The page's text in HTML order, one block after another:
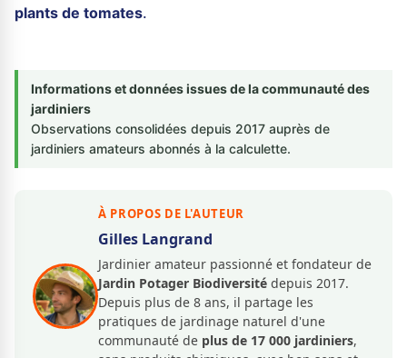
plants de tomates.
Informations et données issues de la communauté des
jardiniers
Observations consolidées depuis 2017 auprès de
jardiniers amateurs abonnés à la calculette.
À PROPOS DE L'AUTEUR
Gilles Langrand
Jardinier amateur passionné et fondateur de
Jardin Potager Biodiversité depuis 2017.
Depuis plus de 8 ans, il partage les
pratiques de jardinage naturel d'une
communauté de plus de 17 000 jardiniers,